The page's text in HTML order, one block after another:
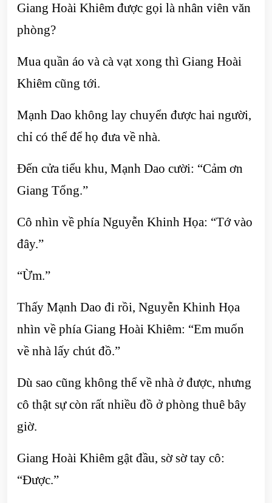
Giang Hoài Khiêm được gọi là nhân viên văn
phòng?
Mua quần áo và cà vạt xong thì Giang Hoài
Khiêm cũng tới.
Mạnh Dao không lay chuyển được hai người,
chỉ có thể để họ đưa về nhà.
Đến cửa tiểu khu, Mạnh Dao cười: “Cảm ơn
Giang Tổng.”
Cô nhìn về phía Nguyễn Khinh Họa: “Tớ vào
đây.”
“Ừm.”
Thấy Mạnh Dao đi rồi, Nguyễn Khinh Họa
nhìn về phía Giang Hoài Khiêm: “Em muốn
về nhà lấy chút đồ.”
Dù sao cũng không thể về nhà ở được, nhưng
cô thật sự còn rất nhiều đồ ở phòng thuê bây
giờ.
Giang Hoài Khiêm gật đầu, sờ sờ tay cô:
“Được.”